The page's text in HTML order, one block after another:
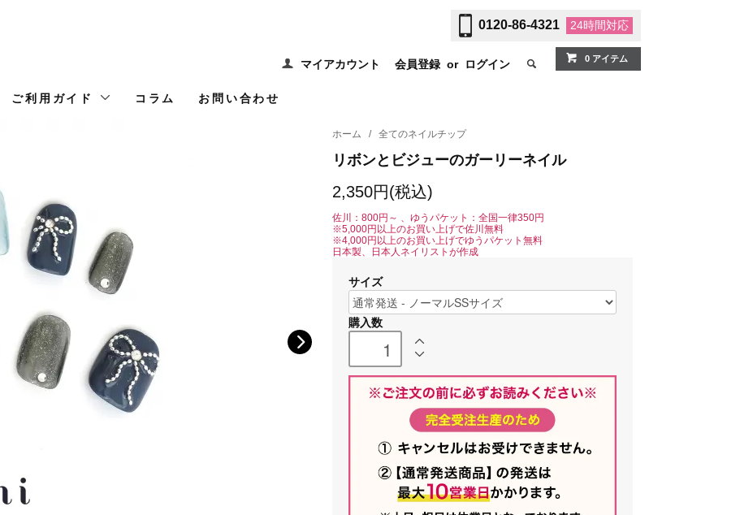
0120-86-4321 24時間対応
マイアカウント 会員登録 or ログイン 0 アイテム
ご利用ガイド コラム お問い合わせ
ホーム / 全てのネイルチップ
リボンとビジューのガーリーネイル
2,350円(税込)
佐川：800円～ 、ゆうパケット：全国一律350円
※5,000円以上のお買い上げで佐川無料
※4,000円以上のお買い上げでゆうパケット無料
日本製、日本人ネイリストが作成
サイズ
購入数